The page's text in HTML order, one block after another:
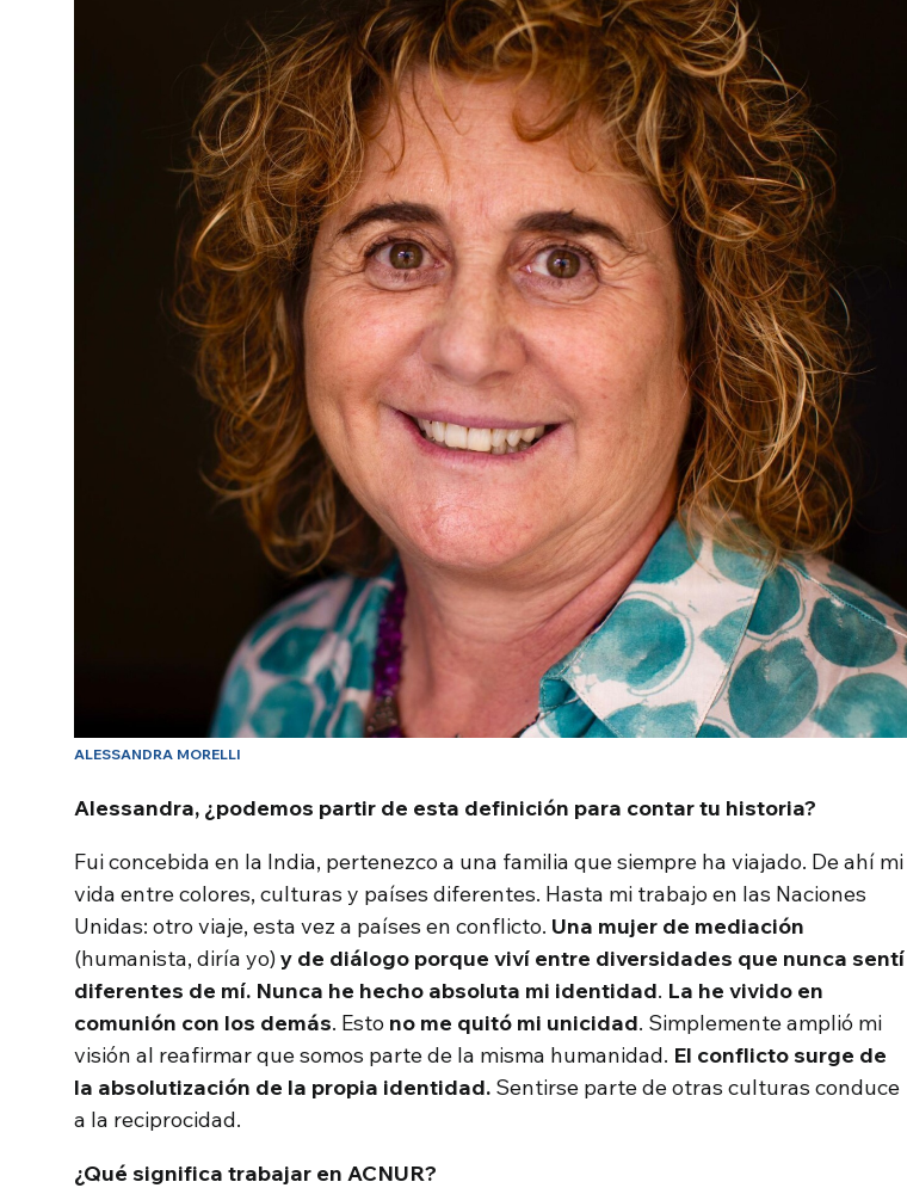
ALESSANDRA MORELLI
Alessandra, ¿podemos partir de esta definición para contar tu historia?
Fui concebida en la India, pertenezco a una familia que siempre ha viajado. De ahí mi
vida entre colores, culturas y países diferentes. Hasta mi trabajo en las Naciones
Unidas: otro viaje, esta vez a países en conflicto. Una mujer de mediación
(humanista, diría yo)y de diálogo porque viví entre diversidades que nunca sentí
diferentes de mí. Nunca he hecho absoluta mi identidad. La he vivido en
comunión con los demás. Esto no me quitó mi unicidad. Simplemente amplió mi
visión al reafirmar que somos parte de la misma humanidad. El conflicto surge de
la absolutización de la propia identidad. Sentirse parte de otras culturas conduce
a la reciprocidad.
¿Qué significa trabajar en ACNUR?